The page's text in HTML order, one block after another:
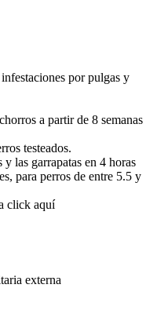
por pulgas y
a partir de 8 semanas
testeados.
las garrapatas en 4 horas
para perros de entre 5.5 y
click aquí
externa